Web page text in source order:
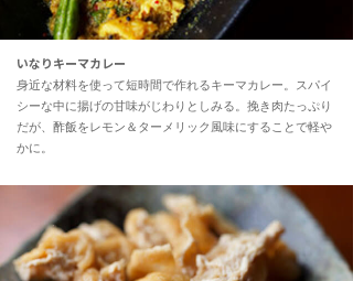
いなりキーマカレー
身近な材料を使って短時間で作れるキーマカレー。スパイ
シーな中に揚げの甘味がじわりとしみる。挽き肉たっぷり
だが、酢飯をレモン＆ターメリック風味にすることで軽や
かに。